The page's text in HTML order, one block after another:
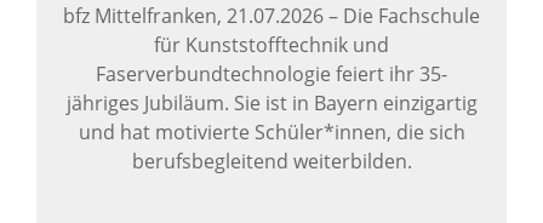
bfz Mittelfranken, 21.07.2026– Die Fachschule
für Kunststofftechnik und
Faserverbundtechnologie feiert ihr 35-
jähriges Jubiläum. Sie ist in Bayern einzigartig
und hat motivierte Schüler*innen, die sich
berufsbegleitend weiterbilden.